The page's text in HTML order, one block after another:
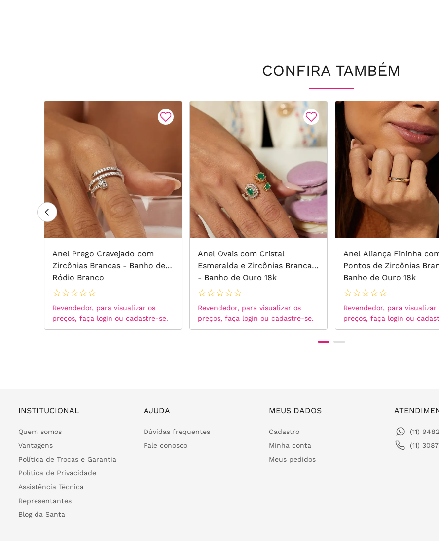
CONFIRA TAMBÉM
Anel Prego Cravejado com
Zircônias Brancas - Banho de
Ródio Branco
☆☆☆☆☆
Revendedor, para visualizar os
preços, faça login ou cadastre-se.
Anel Ovais com Cristal
Esmeralda e Zircônias Brancas
- Banho de Ouro 18k
☆☆☆☆☆
Revendedor, para visualizar os
preços, faça login ou cadastre-se.
Anel Aliança Fininha
Pontos de Zircônias
Banho de Ouro 18k
☆☆☆☆☆
Revendedor, para visualizar
preços, faça login ou
INSTITUCIONAL
Quem somos
Vantagens
Política de Trocas e Garantia
Política de Privacidade
Assistência Técnica
Representantes
Blog da Santa
AJUDA
Dúvidas frequentes
Fale conosco
MEUS DADOS
Cadastro
Minha conta
Meus pedidos
(11)
(11)